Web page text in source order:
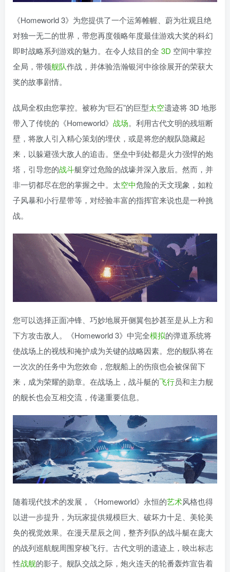
《Homeworld 3》为您提供了一个运筹帷幄、蔚为壮观且绝
对独一无二的世界，带您再度领略年度最佳游戏大奖的科幻
即时战略系列游戏的魅力。在令人炫目的全 3D 空间中掌控
全局，带领舰队作战，并体验浩瀚银河中徐徐展开的荣获大
奖的故事剧情。
战局全权由您掌控。被称为“巨石”的巨型太空遗迹将 3D 地形
带入了传统的《Homeworld》 战场。利用古代文明的残垣断
壁，将敌人引入精心策划的埋伏，或是将您的舰队隐藏起
来，以躲避强大敌人的追击。堡垒中到处都是火力强悍的炮
塔，引导您的战斗艇穿过危险的战壕并深入敌后。然而，并
非一切都尽在您的掌握之中。太空中危险的天文现象，如粒
子风暴和小行星带等，对经验丰富的指挥官来说也是一种挑
战。
您可以选择正面冲锋、巧妙地展开侧翼包抄甚至是从上方和
下方攻击敌人。《Homeworld 3》中完全模拟的弹道系统将
使战场上的视线和掩护成为关键的战略因素。您的舰队将在
一次次的任务中为您效命，您舰船上的伤痕也会被保留下
来，成为荣耀的勋章。在战场上，战斗艇的飞行员和主力舰
的舰长也会互相交流，传递重要信息。
随着现代技术的发展，《Homeworld》永恒的艺术风格也得
以进一步提升，为玩家提供规模巨大、破坏力十足、美轮美
奂的视觉效果。在漫天星辰之间，整齐列队的战斗艇在庞大
的战列巡航舰周围穿梭飞行。古代文明的遗迹上，映出标志
性战舰的影子。舰队交战之际，炮火连天的轮番轰炸宣告着